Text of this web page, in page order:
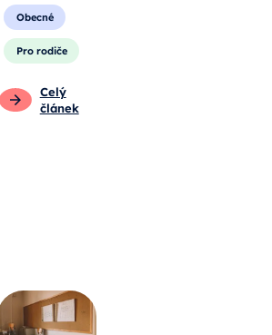
Obecné
Pro rodiče
Celý
článek